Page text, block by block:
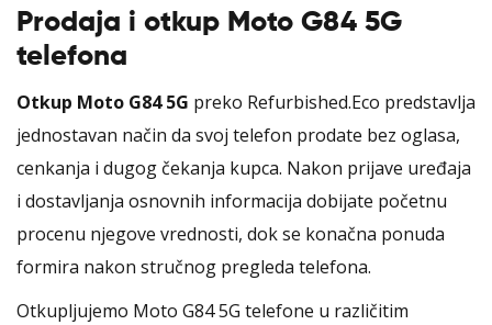
Prodaja i otkup Moto G84 5G
telefona
Otkup Moto G84 5G preko Refurbished.Eco predstavlja
jednostavan način da svoj telefon prodate bez oglasa,
cenkanja i dugog čekanja kupca. Nakon prijave uređaja
i dostavljanja osnovnih informacija dobijate početnu
procenu njegove vrednosti, dok se konačna ponuda
formira nakon stručnog pregleda telefona.
Otkupljujemo Moto G84 5G telefone u različitim